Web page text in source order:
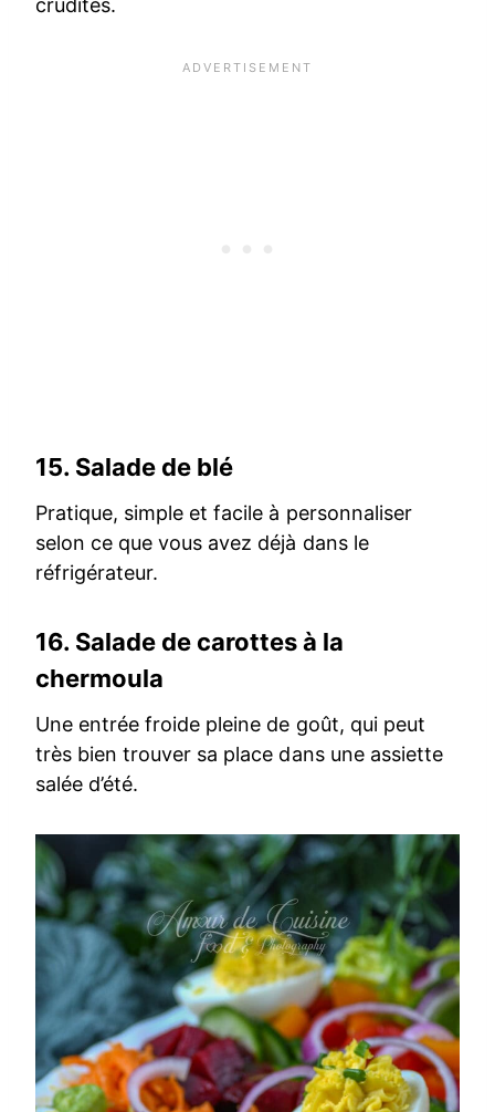
15. Salade de blé
Pratique, simple et facile à personnaliser
selon ce que vous avez déjà dans le
réfrigérateur.
16. Salade de carottes à la
chermoula
Une entrée froide pleine de goût, qui peut
très bien trouver sa place dans une assiette
salée d’été.